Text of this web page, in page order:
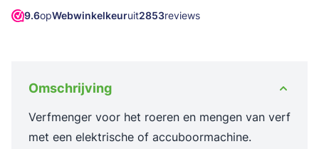
9.6opWebwinkelkeuruit2853reviews
Omschrijving
Verfmenger voor het roeren en mengen van verf
met een elektrische of accuboormachine.